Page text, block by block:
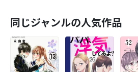
同じジャンルの人気作品